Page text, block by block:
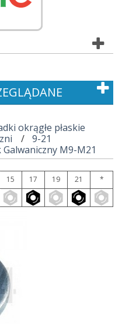
okrągłe płaskie
9-21
Galwaniczny M9-M21
15 17 19 21
*